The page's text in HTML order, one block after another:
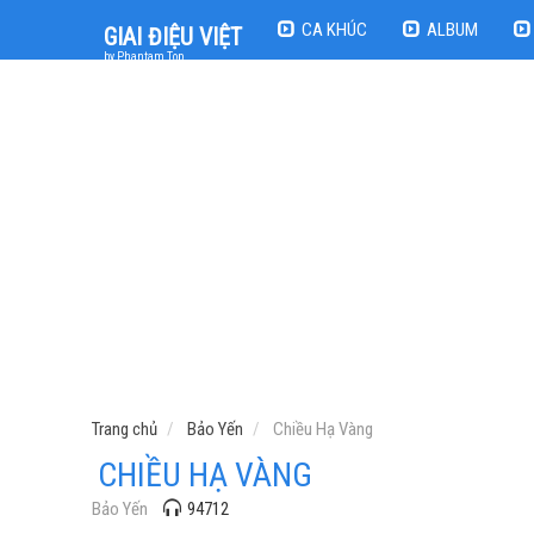
GIAI ĐIỆU VIỆT
by Phantam Top
CA KHÚC ALBUM
Trang chủ Bảo Yến Chiều Hạ Vàng
CHIỀU HẠ VÀNG
Bảo Yến 94712